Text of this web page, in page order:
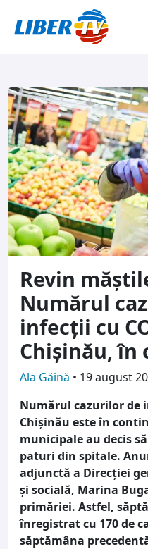
Revin
Numărul
infecții cu
Chișinău, în
Ala Găină • 19 august
Numărul cazurilor de
Chișinău este în
municipale au decis
paturi din spitale.
adjunctă a Direcției
și socială, Marina
primăriei. Astfel,
înregistrat cu 170 de
săptămâna